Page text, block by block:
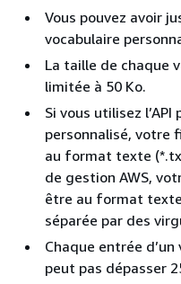
Vous pouvez avoir
vocabulaire
La taille de chaque
limitée à 50 Ko.
Si vous utilisez
personnalisé, votre
au format texte
de gestion AWS,
être au format
séparée par des
Chaque entrée
peut pas dépasser